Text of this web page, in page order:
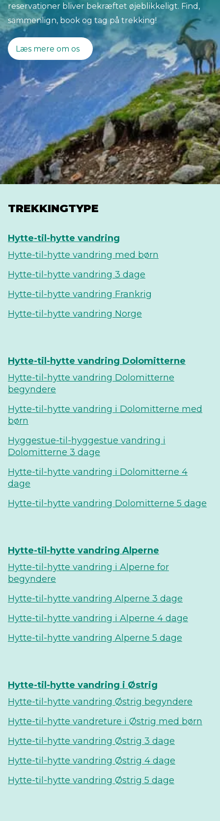
reservationer bliver bekræftet øjeblikkeligt. Find,
sammenlign, book og tag på trekking!
Læs mere om os
TREKKINGTYPE
Hytte-til-hytte vandring
Hytte-til-hytte vandring med børn
Hytte-til-hytte vandring 3 dage
Hytte-til-hytte vandring Frankrig
Hytte-til-hytte vandring Norge
Hytte-til-hytte vandring Dolomitterne
Hytte-til-hytte vandring Dolomitterne
begyndere
Hytte-til-hytte vandring i Dolomitterne med
børn
Hyggestue-til-hyggestue vandring i
Dolomitterne 3 dage
Hytte-til-hytte vandring i Dolomitterne 4
dage
Hytte-til-hytte vandring Dolomitterne 5 dage
Hytte-til-hytte vandring Alperne
Hytte-til-hytte vandring i Alperne for
begyndere
Hytte-til-hytte vandring Alperne 3 dage
Hytte-til-hytte vandring i Alperne 4 dage
Hytte-til-hytte vandring Alperne 5 dage
Hytte-til-hytte vandring i Østrig
Hytte-til-hytte vandring Østrig begyndere
Hytte-til-hytte vandreture i Østrig med børn
Hytte-til-hytte vandring Østrig 3 dage
Hytte-til-hytte vandring Østrig 4 dage
Hytte-til-hytte vandring Østrig 5 dage